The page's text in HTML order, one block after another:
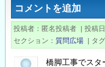
ず
コメントを追加
投稿者 匿名投稿者 | 投稿
セクション
質問広場 | タグ
橋脚工事でスタ